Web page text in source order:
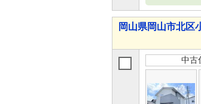
岡山県岡山市北区
中古